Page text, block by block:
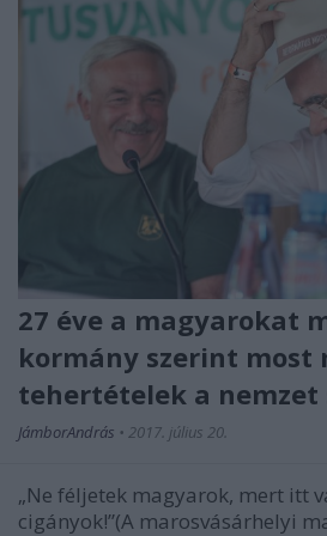
27 éve a magyarokat
kormány szerint most
tehertételek a nemzet
JámborAndrás • 2017. július 20.
„Ne féljetek magyarok, mert itt
cigányok!”(A marosvásárhelyi